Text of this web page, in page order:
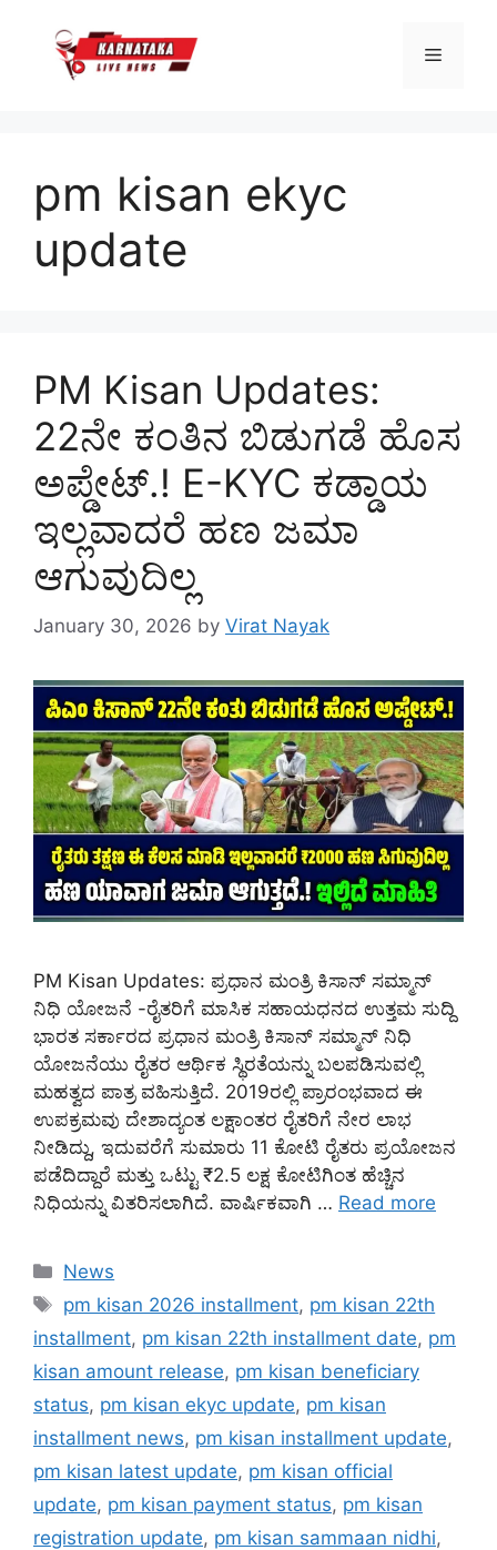
content
Menu
pm kisan ekyc
update
PM Kisan Updates:
22ನೇ ಕಂತಿನ ಬಿಡುಗಡೆ ಹೊಸ
ಅಪ್ಡೇಟ್.! E-KYC ಕಡ್ಡಾಯ
ಇಲ್ಲವಾದರೆ ಹಣ ಜಮಾ
ಆಗುವುದಿಲ್ಲ
January 30, 2026 by Virat Nayak
PM Kisan Updates: ಪ್ರಧಾನ ಮಂತ್ರಿ ಕಿಸಾನ್ ಸಮ್ಮಾನ್
ನಿಧಿ ಯೋಜನೆ -ರೈತರಿಗೆ ಮಾಸಿಕ ಸಹಾಯಧನದ ಉತ್ತಮ ಸುದ್ದಿ
ಭಾರತ ಸರ್ಕಾರದ ಪ್ರಧಾನ ಮಂತ್ರಿ ಕಿಸಾನ್ ಸಮ್ಮಾನ್ ನಿಧಿ
ಯೋಜನೆಯು ರೈತರ ಆರ್ಥಿಕ ಸ್ಥಿರತೆಯನ್ನು ಬಲಪಡಿಸುವಲ್ಲಿ
ಮಹತ್ವದ ಪಾತ್ರ ವಹಿಸುತ್ತಿದೆ. 2019ರಲ್ಲಿ ಪ್ರಾರಂಭವಾದ ಈ
ಉಪಕ್ರಮವು ದೇಶಾದ್ಯಂತ ಲಕ್ಷಾಂತರ ರೈತರಿಗೆ ನೇರ ಲಾಭ
ನೀಡಿದ್ದು, ಇದುವರೆಗೆ ಸುಮಾರು 11 ಕೋಟಿ ರೈತರು ಪ್ರಯೋಜನ
ಪಡೆದಿದ್ದಾರೆ ಮತ್ತು ಒಟ್ಟು ₹2.5 ಲಕ್ಷ ಕೋಟಿಗಿಂತ ಹೆಚ್ಚಿನ
ನಿಧಿಯನ್ನು ವಿತರಿಸಲಾಗಿದೆ. ವಾರ್ಷಿಕವಾಗಿ … Read more
Categories
News
Tags
pm kisan 2026 installment, pm kisan 22th
installment, pm kisan 22th installment date, pm
kisan amount release, pm kisan beneficiary
status, pm kisan ekyc update, pm kisan
installment news, pm kisan installment update,
pm kisan latest update, pm kisan official
update, pm kisan payment status, pm kisan
registration update, pm kisan sammaan nidhi,